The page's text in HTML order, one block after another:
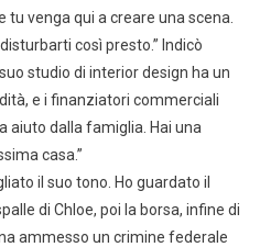
tu venga qui a creare una scena.
così presto.” Indicò
studio di interior design ha un
e i finanziatori commerciali
aiuto dalla famiglia. Hai una
casa.”
il suo tono. Ho guardato il
di Chloe, poi la borsa, infine di
ammesso un crimine federale